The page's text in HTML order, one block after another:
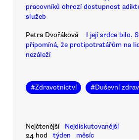
pracovníků ohrozí dostupnost
služeb
Petra Dvořáková
I její srdce bilo.
připomíná, že protipotratářům na
nezáleží
#Zdravotnictví #Duševní
Nejčtenější
Nejdiskutovanější
24 hod
týden měsíc